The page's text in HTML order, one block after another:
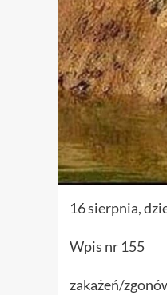
16 sierpnia,
Wpis nr 155
zakażeń/